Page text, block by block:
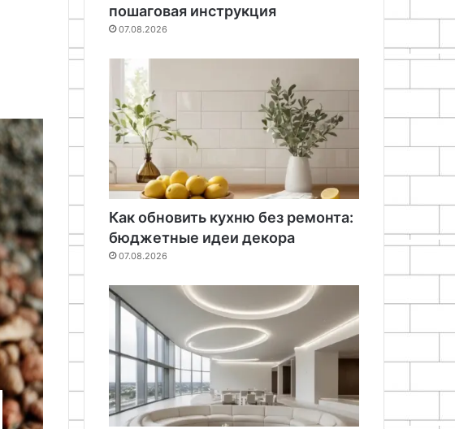
пошаговая инструкция
07.08.2026
Как обновить кухню без ремонта:
бюджетные идеи декора
07.08.2026